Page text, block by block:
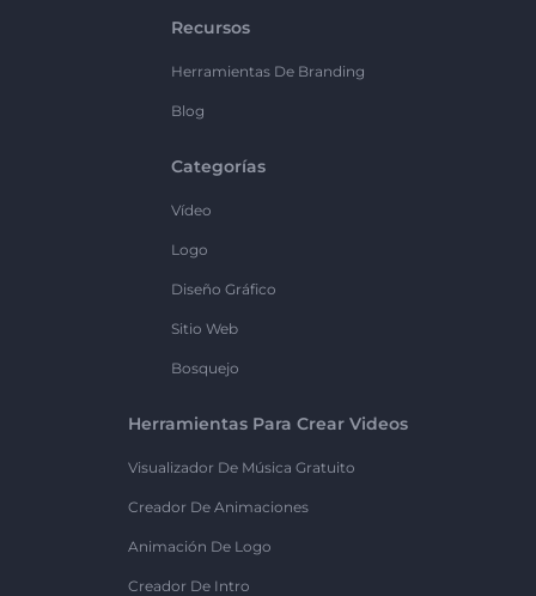
Recursos
Herramientas De Branding
Blog
Categorías
Vídeo
Logo
Diseño Gráfico
Sitio Web
Bosquejo
Herramientas Para Crear Videos
Visualizador De Música Gratuito
Creador De Animaciones
Animación De Logo
Creador De Intro